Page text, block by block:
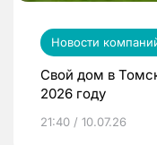
Новости
Свой дом в
2026 году
21:40 / 10.07.26